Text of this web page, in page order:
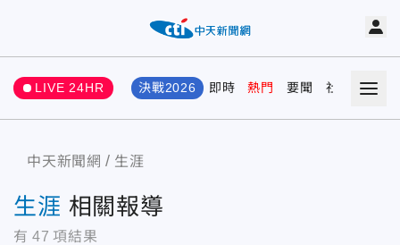
LIVE 24HR 決戰2026 即時 熱門 要聞 社會 娛樂
中天新聞網 生涯
生涯 相關報導
有 47 項結果